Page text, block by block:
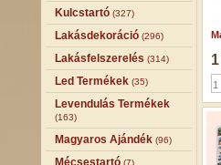
Kulcstartó (327)
Lakásdekoráció (296)
Lakásfelszerelés (314)
Led Termékek (35)
Levendulás Termékek
(163)
Magyaros Ajándék (96)
Mécsestartó (7)